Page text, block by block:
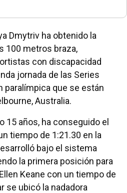
Dmytriv ha obtenido la
100 metros braza,
con discapacidad
jornada de las Series
paralímpica que se están
Australia.
15 años, ha conseguido el
tiempo de 1:21.30 en la
bajo el sistema
la primera posición para
Keane con un tiempo de
se ubicó la nadadora